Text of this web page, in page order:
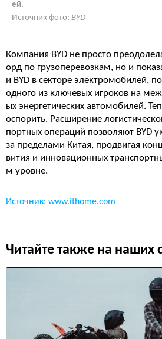
ей.
Источник фото: BYD
Компания BYD не просто
орд по грузоперевозкам, но и
и BYD в секторе электромобилей,
одного из ключевых игроков на
ых энергетических автомобилей.
оспорить. Расширение
портных операций позволяют BYD
за пределами Китая, продвигая
вития и инновационных
м уровне.
Источник: www.ithome.com
Читайте также на наших